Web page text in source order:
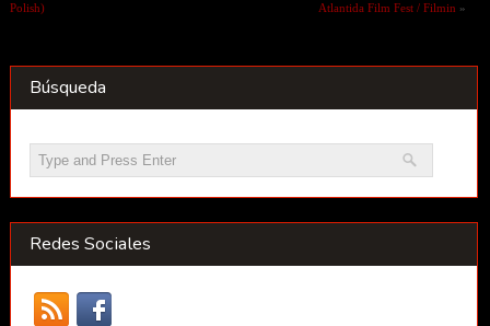
Polish)
Atlantida Film Fest / Filmin »
Búsqueda
Redes Sociales